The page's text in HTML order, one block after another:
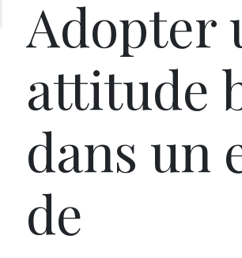
Adopter
attitude
dans un
de